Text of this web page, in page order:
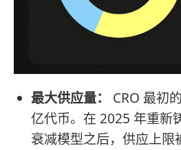
最大供应量：
CRO 最初
亿代币。在 2025 年重新
衰减模型之后，供应上限